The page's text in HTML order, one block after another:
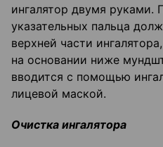
ингалятор двумя руками.
указательных пальца
верхней части
на основании ниже
вводится с помощью
лицевой маской.
Очистка ингалятора